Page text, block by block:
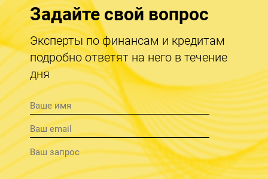
Задайте свой вопрос
Эксперты по финансам и кредитам
подробно ответят на него в течение
дня